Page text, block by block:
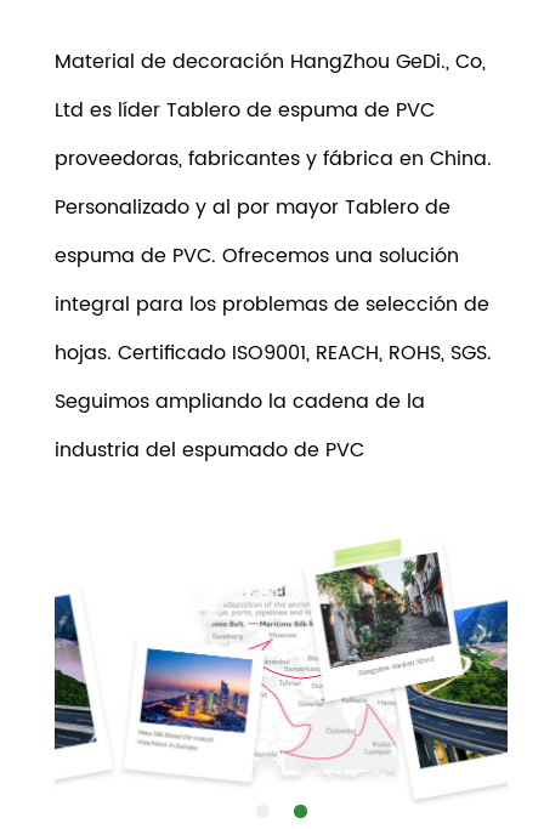
Material de decoración HangZhou GeDi., Co,
Ltd es líderTablero de espuma de PVC
proveedoras, fabricantes y fábrica en China.
Personalizado y al por mayor Tablero de
espuma de PVC. Ofrecemos una solución
integral para los problemas de selección de
hojas. Certificado ISO9001, REACH, ROHS, SGS.
Seguimos ampliando la cadena de la
industria del espumado de PVC